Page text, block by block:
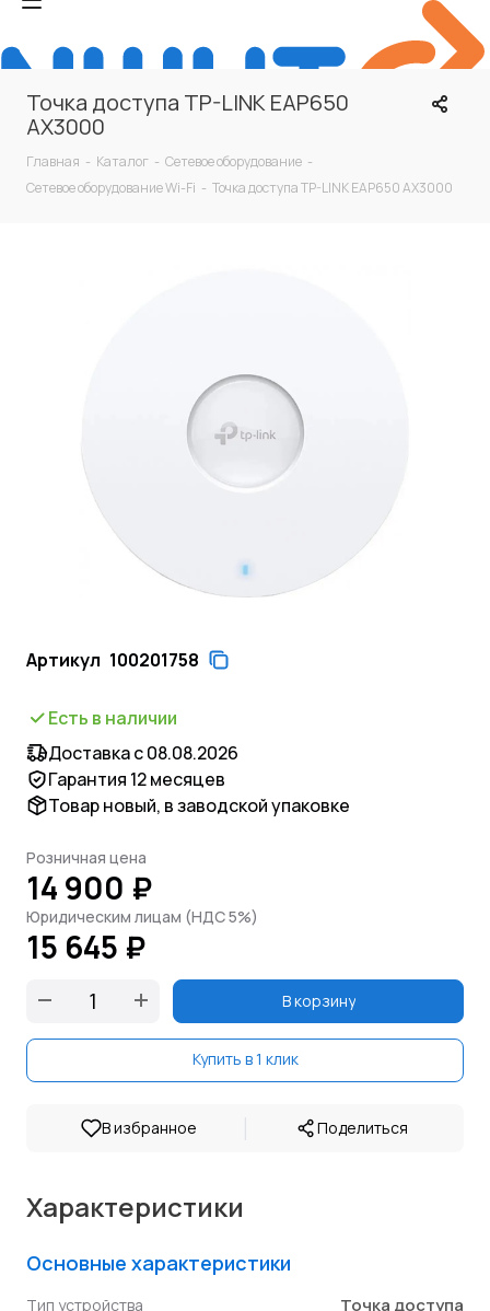
Точка доступа TP-LINK EAP650
AX3000
Главная - Каталог - Сетевое оборудование -
Сетевое оборудование Wi-Fi - Точка доступа TP-LINK EAP650 AX3000
Артикул 100201758
Есть в наличии
Доставка с 08.08.2026
Гарантия 12 месяцев
Товар новый, в заводской упаковке
Розничная цена
14 900 ₽
Юридическим лицам (НДС 5%)
15 645 ₽
В корзину
Купить в 1 клик
В избранное | Поделиться
Характеристики
Основные характеристики
Тип устройства Точка доступа